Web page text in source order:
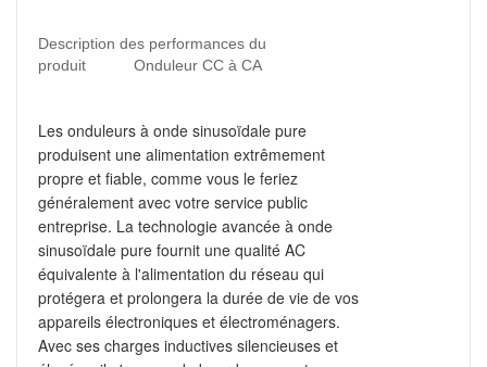
Description des performances du
produit Onduleur CC à CA
Les onduleurs à onde sinusoïdale pure
produisent une alimentation extrêmement
propre et fiable, comme vous le feriez
généralement avec votre service public
entreprise. La technologie avancée à onde
sinusoïdale pure fournit une qualité AC
équivalente à l'alimentation du réseau qui
protégera et prolongera la durée de vie de vos
appareils électroniques et électroménagers.
Avec ses charges inductives silencieuses et